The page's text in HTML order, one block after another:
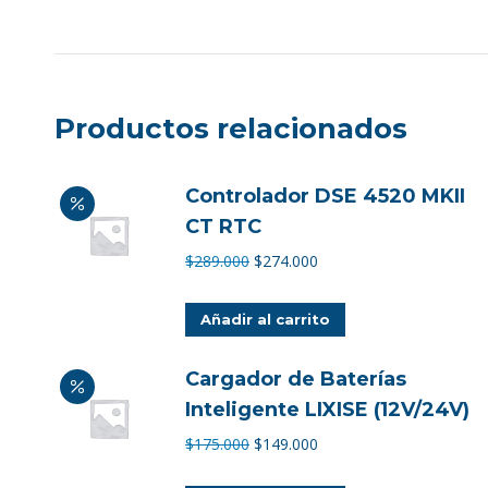
Productos relacionados
Controlador DSE 4520 MKII
CT RTC
$289.000 El
original
$289.000.
$274.000
actual
$274.000.
Añadir al carrito
Cargador de Baterías
Inteligente LIXISE (12V/24V)
$175.000 El
$149.000